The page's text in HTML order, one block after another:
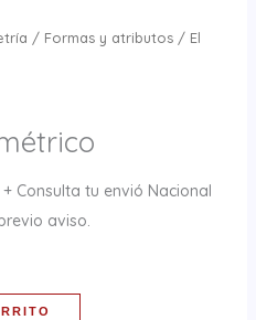
/ Formas y atributos/ El
+ Consulta tu envió Nacional
aviso.